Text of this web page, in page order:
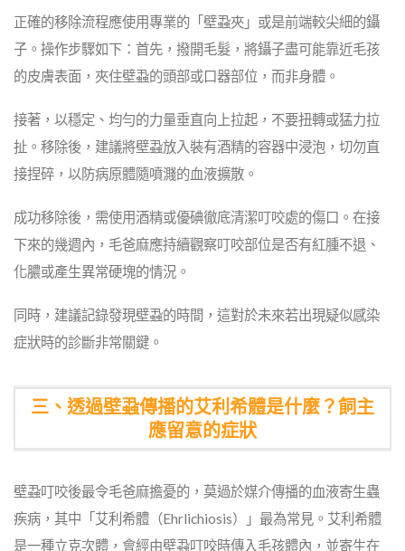
正確的移除流程應使用專業的「壁蝨夾」或是前端較尖細的鑷
子。操作步驟如下：首先，撥開毛髮，將鑷子盡可能靠近毛孩
的皮膚表面，夾住壁蝨的頭部或口器部位，而非身體。
接著，以穩定、均勻的力量垂直向上拉起，不要扭轉或猛力拉
扯。移除後，建議將壁蝨放入裝有酒精的容器中浸泡，切勿直
接捏碎，以防病原體隨噴濺的血液擴散。
成功移除後，需使用酒精或優碘徹底清潔叮咬處的傷口。在接
下來的幾週內，毛爸麻應持續觀察叮咬部位是否有紅腫不退、
化膿或產生異常硬塊的情況。
同時，建議記錄發現壁蝨的時間，這對於未來若出現疑似感染
症狀時的診斷非常關鍵。
三、透過壁蝨傳播的艾利希體是什麼？飼主
應留意的症狀
壁蝨叮咬後最令毛爸麻擔憂的，莫過於媒介傳播的血液寄生蟲
疾病，其中「艾利希體（Ehrlichiosis）」最為常見。艾利希體
是一種立克次體，會經由壁蝨叮咬時傳入毛孩體內，並寄生在